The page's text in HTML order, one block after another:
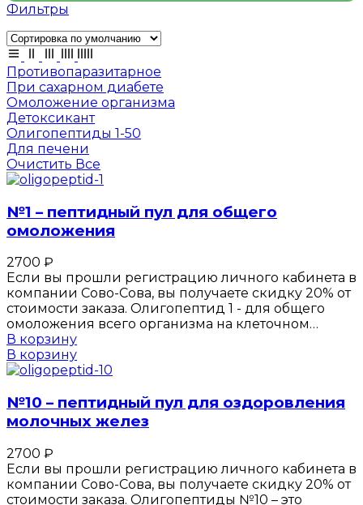
Фильтры
Противопаразитарное
При сахарном диабете
Омоложение организма
Детоксикант
Олигопептиды 1-50
Для печени
Очистить Все
№1 – пептидный пул для общего
омоложения
2700 ₽
Если вы прошли регистрацию личного кабинета в
компании Сово-Сова, вы получаете скидку 20% от
стоимости заказа. Олигопептид 1 - для общего
омоложения всего организма на клеточном…
В корзину
В корзину
№10 – пептидный пул для оздоровления
молочных желез
2700 ₽
Если вы прошли регистрацию личного кабинета в
компании Сово-Сова, вы получаете скидку 20% от
стоимости заказа. Олигопептиды №10 – это